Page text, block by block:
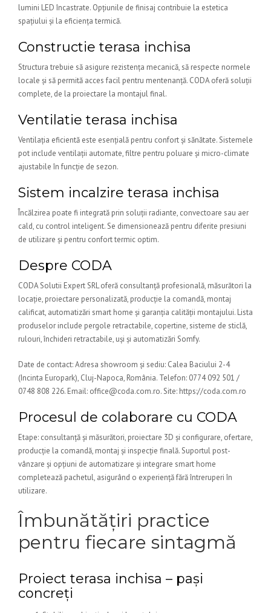
lumini LED încastrate. Opțiunile de finisaj contribuie la estetica
spațiului și la eficiența termică.
Constructie terasa inchisa
Structura trebuie să asigure rezistența mecanică, să respecte normele
locale și să permită acces facil pentru mentenanță. CODA oferă soluții
complete, de la proiectare la montajul final.
Ventilatie terasa inchisa
Ventilația eficientă este esențială pentru confort și sănătate. Sistemele
pot include ventilații automate, filtre pentru poluare și micro-climate
ajustabile în funcție de sezon.
Sistem incalzire terasa inchisa
Încălzirea poate fi integrată prin soluții radiante, convectoare sau aer
cald, cu control inteligent. Se dimensionează pentru diferite presiuni
de utilizare și pentru confort termic optim.
Despre CODA
CODA Solutii Expert SRL oferă consultanță profesională, măsurători la
locație, proiectare personalizată, producție la comandă, montaj
calificat, automatizări smart home și garanția calității montajului. Lista
produselor include pergole retractabile, copertine, sisteme de sticlă,
rulouri, închideri retractabile, uși și automatizări Somfy.
Date de contact: Adresa showroom și sediu: Calea Baciului 2-4
(Incinta Europark), Cluj-Napoca, România. Telefon: 0774 092 501 /
0748 808 226. Email: office@coda.com.ro. Site: https://coda.com.ro
Procesul de colaborare cu CODA
Etape: consultanță și măsurători, proiectare 3D și configurare, ofertare,
producție la comandă, montaj și inspecție finală. Suportul post-
vânzare și opțiuni de automatizare și integrare smart home
completează pachetul, asigurând o experiență fără întreruperi în
utilizare.
Îmbunătățiri practice
pentru fiecare sintagmă
Proiect terasa inchisa – pași
concreți